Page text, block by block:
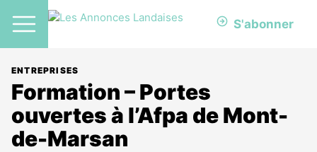
S'abonner
ENTREPRISES
Formation – Portes
ouvertes à l’Afpa de Mont-
de-Marsan